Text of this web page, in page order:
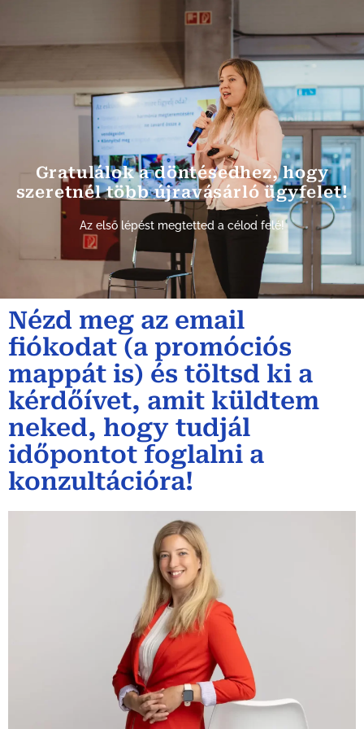
Gratulálok a döntésedhez, hogy
szeretnél több újravásárló ügyfelet!
Az első lépést megtetted a célod felé!
Nézd meg az email
fiókodat (a promóciós
mappát is) és töltsd ki a
kérdőívet, amit küldtem
neked, hogy tudjál
időpontot foglalni a
konzultációra!